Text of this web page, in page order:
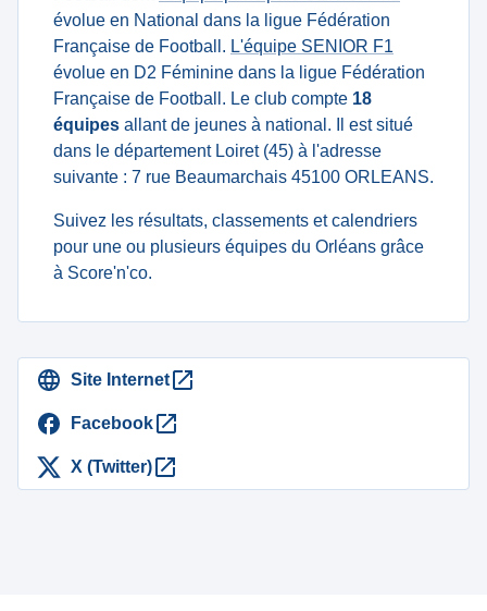
évolue en National dans la ligue Fédération
Française de Football. L'équipe SENIOR F1
évolue en D2 Féminine dans la ligue Fédération
Française de Football. Le club compte 18
équipes allant de jeunes à national. Il est situé
dans le département Loiret (45) à l'adresse
suivante : 7 rue Beaumarchais 45100 ORLEANS.
Suivez les résultats, classements et calendriers
pour une ou plusieurs équipes du Orléans grâce
à Score'n'co.
Site Internet
Facebook
X (Twitter)